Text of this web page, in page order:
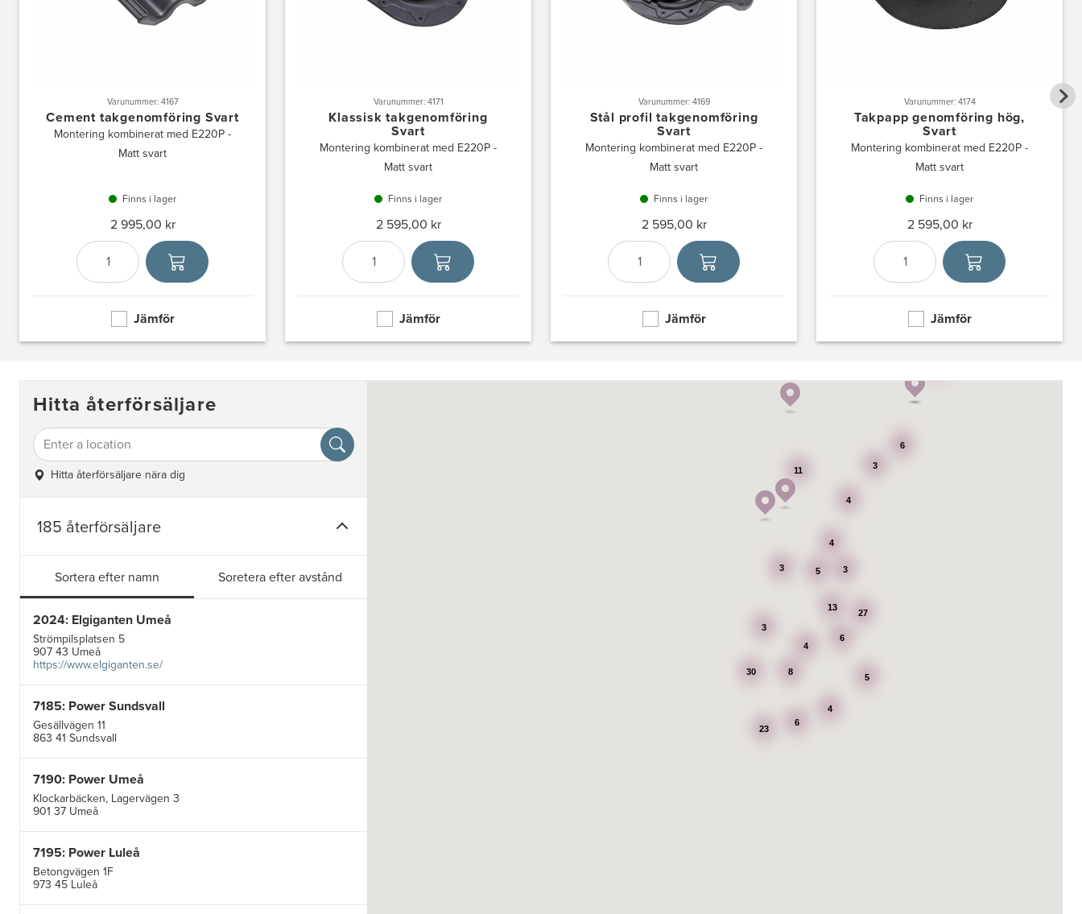
Varunummer: 4167
Cement takgenomföring Svart
Montering kombinerat med E220P -
Matt svart
Finns i lager
2 995,00 kr
Antal
Välj enhet
Jämför
Varunummer: 4171
Klassisk takgenomföring
Svart
Montering kombinerat med E220P -
Matt svart
Finns i lager
2 595,00 kr
Antal
Välj enhet
Jämför
Varunummer: 4169
Stål profil takgenomföring
Svart
Montering kombinerat med E220P -
Matt svart
Finns i lager
2 595,00 kr
Antal
Välj enhet
Jämför
Varunummer: 4174
Takpapp genomföring hög,
Svart
Montering kombinerat med E220P -
Matt svart
Finns i lager
2 595,00 kr
Antal
Välj enhet
Jämför
Hitta återförsäljare
Hitta återförsäljare nära dig
185 återförsäljare
Sortera efter namn Soretera efter avstånd
2024: Elgiganten Umeå
Strömpilsplatsen 5
907 43 Umeå
https://www.elgiganten.se/
7185: Power Sundsvall
Gesällvägen 11
863 41 Sundsvall
7190: Power Umeå
Klockarbäcken, Lagervägen 3
901 37 Umeå
7195: Power Luleå
Betongvägen 1F
973 45 Luleå
23
30
27
8
4
11
6
6
13
3
4
4
3
5
3
5
6
4
3